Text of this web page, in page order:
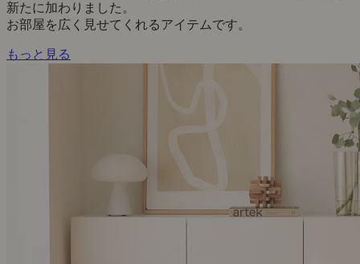
新たに加わりました。
お部屋を広く見せてくれるアイテムです。
もっと見る